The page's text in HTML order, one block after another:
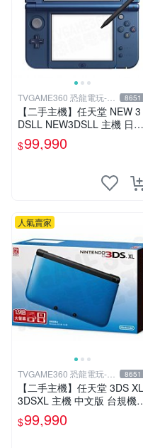
TVGAME360 恐龍電玩-台
中店
8651
【二手主機】任天堂 NEW 3
DSLL NEW3DSLL 主機 日本
機 日文版 金屬藍 附贈充電器
裸裝【台中恐龍電玩】
$99,990
人氣賣家
TVGAME360 恐龍電玩-台
中店
8651
【二手主機】任天堂 3DS XL
3DSXL 主機 中文版 台規機
藍色 附充電器 裸裝【台中恐
龍電玩】
$99,990